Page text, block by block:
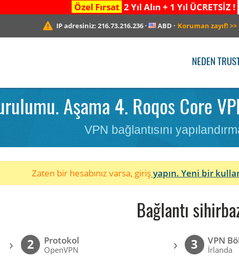
Özel Fırsat 2 Yıl Alın + 1 Yıl ÜCRETSİZ !
IP adresiniz:216.73.216.236 · ABD · Koruman zayıf! >>
NEDEN
Aşama 4. Roqos Core
VPN bağlantısını
Zaten bir hesabınız varsa, girişyapın. Yeni bir
Bağlantı
› 2 Protokol
OpenVPN › 3 VPN
İrlanda